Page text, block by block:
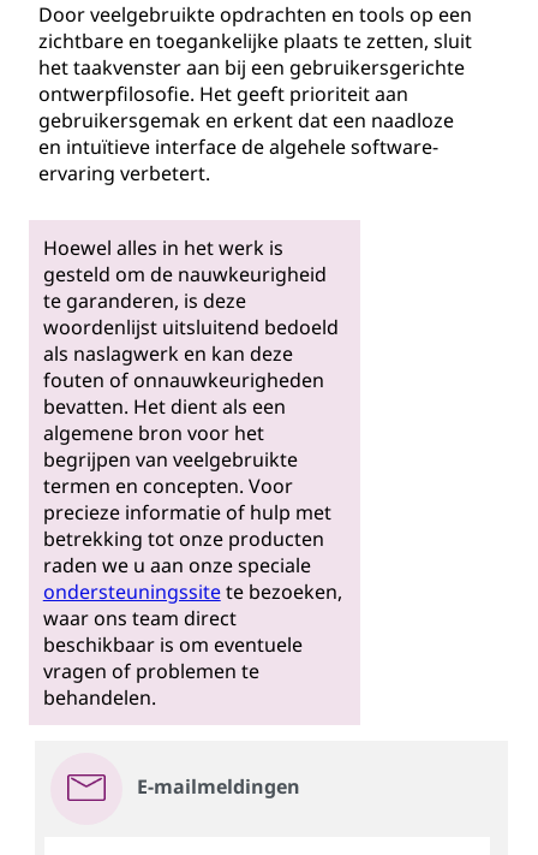
Door veelgebruikte opdrachten en tools op een
zichtbare en toegankelijke plaats te zetten, sluit
het taakvenster aan bij een gebruikersgerichte
ontwerpfilosofie. Het geeft prioriteit aan
gebruikersgemak en erkent dat een naadloze
en intuïtieve interface de algehele software-
ervaring verbetert.
Hoewel alles in het werk is
gesteld om de nauwkeurigheid
te garanderen, is deze
woordenlijst uitsluitend bedoeld
als naslagwerk en kan deze
fouten of onnauwkeurigheden
bevatten. Het dient als een
algemene bron voor het
begrijpen van veelgebruikte
termen en concepten. Voor
precieze informatie of hulp met
betrekking tot onze producten
raden we u aan onze speciale
ondersteuningssitete bezoeken,
waar ons team direct
beschikbaar is om eventuele
vragen of problemen te
behandelen.
E-mailmeldingen